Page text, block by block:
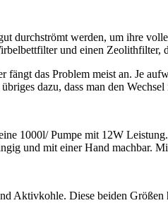
durchströmt werden, um ihre
und einen Zeolithfilter,
das Problem meist an. Je
dazu, dass man den Wechsel
1000l/ Pumpe mit 12W
und mit einer Hand machbar.
Aktivkohle. Diese beiden